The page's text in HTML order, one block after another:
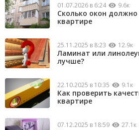
01.07.2026 в 6:24 9.6к
Сколько окон
квартире
25.11.2025 в 8:23 12.9к
Ламинат или
лучше?
22.10.2025 в 10:35 9.1к
Как проверить
квартире
07.12.2025 в 18:59 27.1к